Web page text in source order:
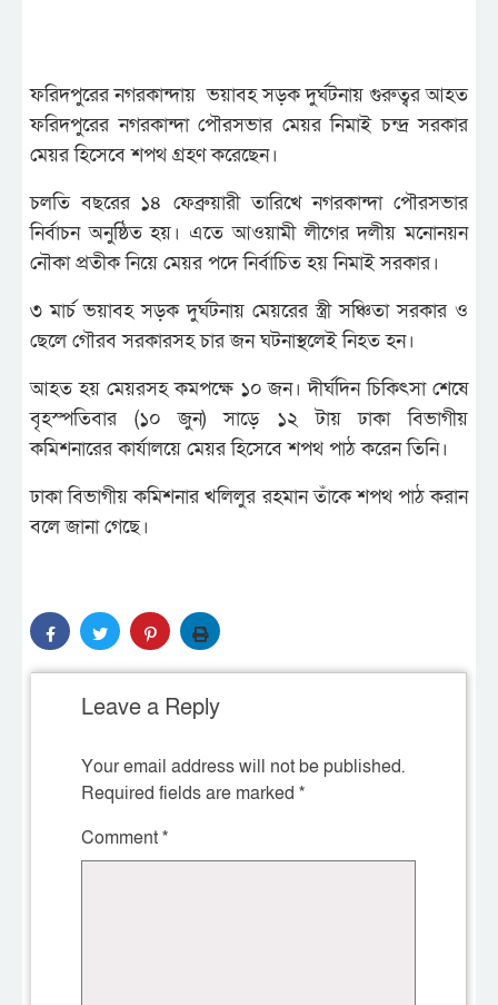
ফরিদপুরের নগরকান্দায় ভয়াবহ সড়ক দুর্ঘটনায় গুরুত্বর আহত
ফরিদপুরের নগরকান্দা পৌরসভার মেয়র নিমাই চন্দ্র সরকার
মেয়র হিসেবে শপথ গ্রহণ করেছেন।
চলতি বছরের ১৪ ফেব্রুয়ারী তারিখে নগরকান্দা পৌরসভার
নির্বাচন অনুষ্ঠিত হয়। এতে আওয়ামী লীগের দলীয় মনোনয়ন
নৌকা প্রতীক নিয়ে মেয়র পদে নির্বাচিত হয় নিমাই সরকার।
৩ মার্চ ভয়াবহ সড়ক দুর্ঘটনায় মেয়রের স্ত্রী সঞ্চিতা সরকার ও
ছেলে গৌরব সরকারসহ চার জন ঘটনাস্থলেই নিহত হন।
আহত হয় মেয়রসহ কমপক্ষে ১০ জন। দীর্ঘদিন চিকিৎসা শেষে
বৃহস্পতিবার (১০ জুন) সাড়ে ১২ টায় ঢাকা বিভাগীয়
কমিশনারের কার্যালয়ে মেয়র হিসেবে শপথ পাঠ করেন তিনি।
ঢাকা বিভাগীয় কমিশনার খলিলুর রহমান তাঁকে শপথ পাঠ করান
বলে জানা গেছে।
Leave a Reply
Your email address will not be published.
Required fields are marked *
Comment*